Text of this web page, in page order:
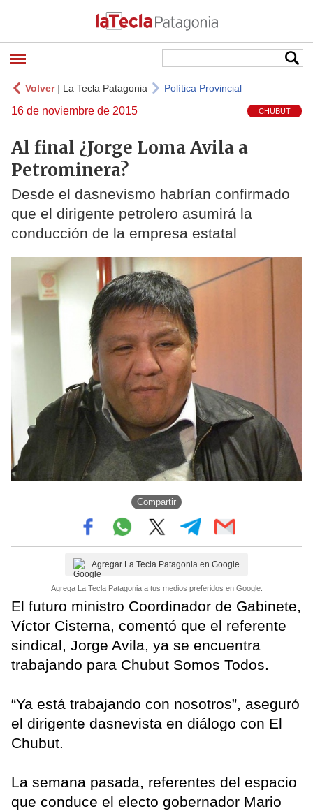
Volver| La Tecla Patagonia Política Provincial
16 de noviembre de 2015 CHUBUT
Al final ¿Jorge Loma Avila a
Petrominera?
Desde el dasnevismo habrían confirmado
que el dirigente petrolero asumirá la
conducción de la empresa estatal
Compartir
Agregar La Tecla Patagonia en Google
Agrega La Tecla Patagonia a tus medios preferidos en Google.
El futuro ministro Coordinador de Gabinete,
Víctor Cisterna, comentó que el referente
sindical, Jorge Avila, ya se encuentra
trabajando para Chubut Somos Todos.
“Ya está trabajando con nosotros”, aseguró
el dirigente dasnevista en diálogo con El
Chubut.
La semana pasada, referentes del espacio
que conduce el electo gobernador Mario